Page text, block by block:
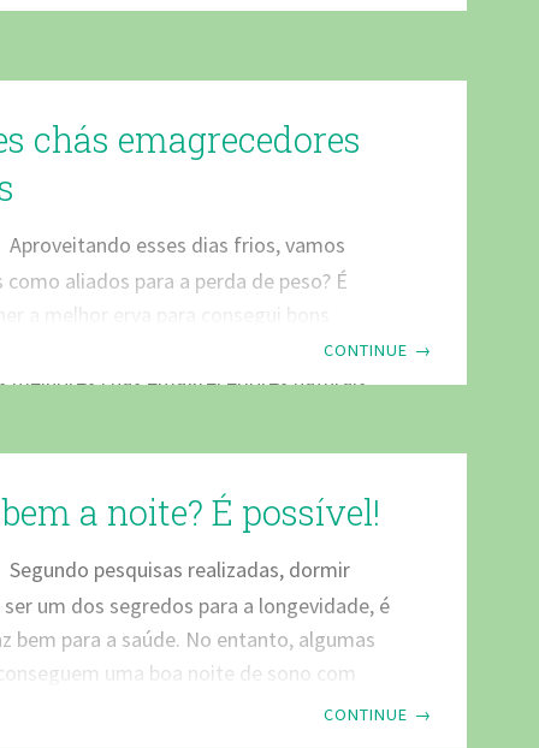
Boldo, que tendo propriedades
chás emagrecedores
Aproveitando esses dias frios, vamos
como aliados para a perda de peso? É
a melhor erva para consegui bons
esta bebida. Neste artigo daremos boas
melhores chás emagrecedores naturais.
frio para o emagrecimento, porém,
físicos e claro, uma bebida
dos rins. É muito
CONTINUE →
a noite? É possível!
Segundo pesquisas realizadas, dormir
um dos segredos para a longevidade, é
bem para a saúde. No entanto, algumas
uma boa noite de sono com
dificuldade pode ser decorrente de um
CONTINUE →